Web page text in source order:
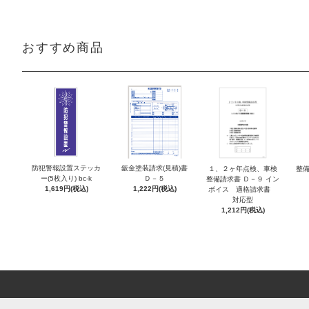
おすすめ商品
防犯警報設置ステッカ
ー(5枚入り) bc-k
1,619円(税込)
鈑金塗装請求(見積)書
Ｄ－５
1,222円(税込)
１、２ヶ年点検、車検
整備請求書 Ｄ－９ イン
ボイス 適格請求書
対応型
1,212円(税込)
整